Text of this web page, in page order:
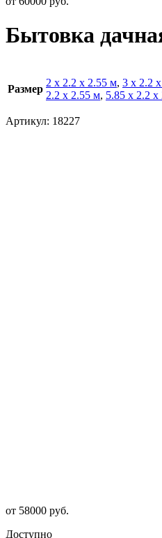
Бытовка
Размер
2 х 2.2 х 2.55 м, 3 х 2.2
2.2 х 2.55 м, 5.85 х 2.2
Артикул: 18227
от 58000 руб.
Доступно